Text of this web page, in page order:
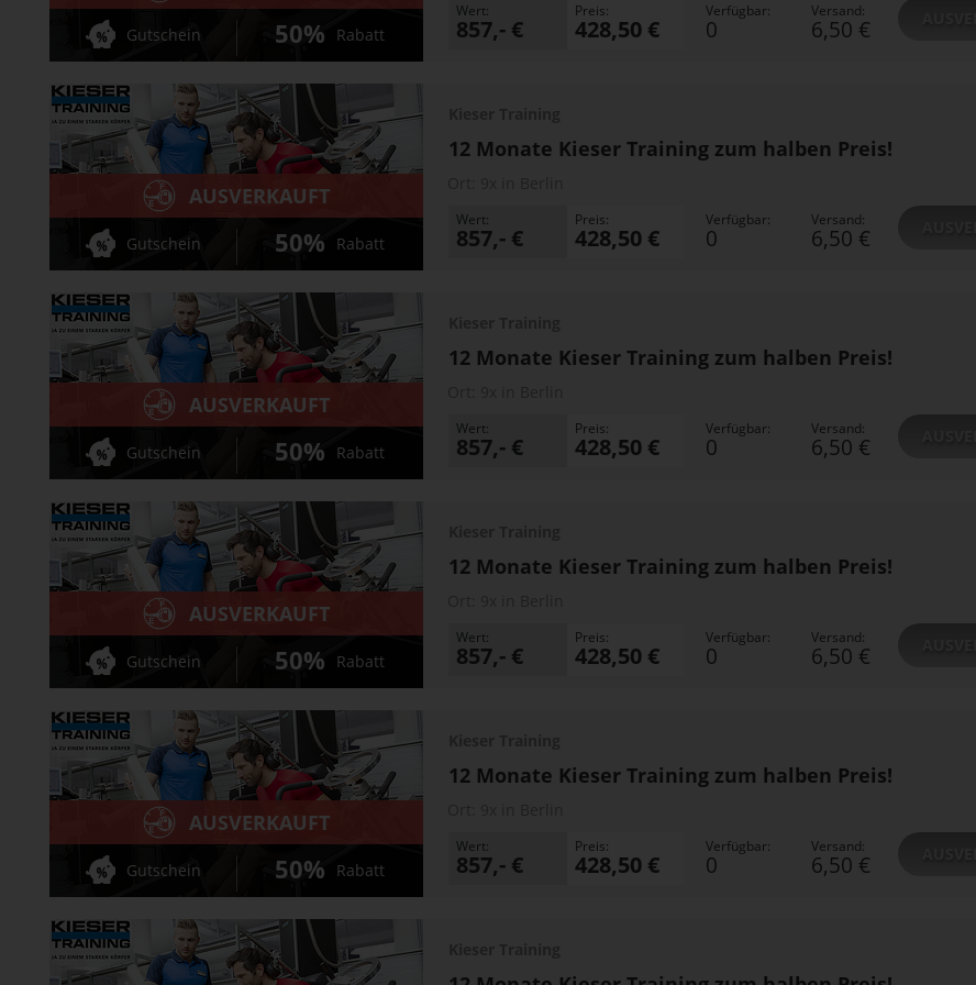
Gutschein 50% Rabatt
Wert:
857,- €
Preis:
428,50 €
Verfügbar:
0
Versand:
6,50 €
12 Monate Kieser Training zum halben Preis!
AUSVERKAUFT
Gutschein 50% Rabatt
Wert:
857,- €
Preis:
428,50 €
Verfügbar:
0
Versand:
6,50 €
12 Monate Kieser Training zum halben Preis!
AUSVERKAUFT
Gutschein 50% Rabatt
Wert:
857,- €
Preis:
428,50 €
Verfügbar:
0
Versand:
6,50 €
12 Monate Kieser Training zum halben Preis!
AUSVERKAUFT
Gutschein 50% Rabatt
Wert:
857,- €
Preis:
428,50 €
Verfügbar:
0
Versand:
6,50 €
12 Monate Kieser Training zum halben Preis!
AUSVERKAUFT
Gutschein 50% Rabatt
Wert:
857,- €
Preis:
428,50 €
Verfügbar:
0
Versand:
6,50 €